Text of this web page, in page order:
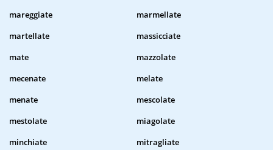
mareggiate
marmellate
martellate
massicciate
mate
mazzolate
mecenate
melate
menate
mescolate
mestolate
miagolate
minchiate
mitragliate